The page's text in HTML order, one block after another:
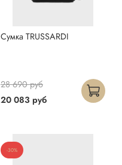
Сумка TRUSSARDI
20 083 руб
28 690 руб
-30%